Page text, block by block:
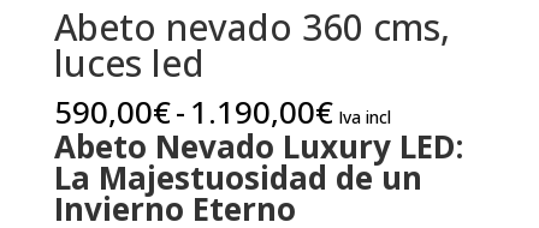
Abeto nevado 360 cms,
luces led
590,00€-1.190,00€Rango
de
precios:
desde
Iva incl
Abeto Nevado Luxury LED:
La Majestuosidad de un
Invierno Eterno